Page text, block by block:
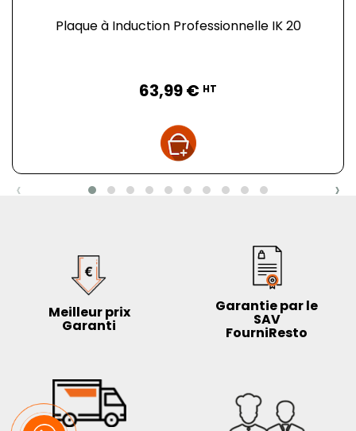
Plaque à Induction Professionnelle IK 20
63,99 € HT
‹ ›
Meilleur prix
Garanti
Garantie par le
SAV
FourniResto